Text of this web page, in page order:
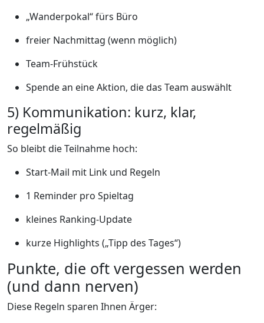
„Wanderpokal“ fürs Büro
freier Nachmittag (wenn möglich)
Team-Frühstück
Spende an eine Aktion, die das Team auswählt
5) Kommunikation: kurz, klar,
regelmäßig
So bleibt die Teilnahme hoch:
Start-Mail mit Link und Regeln
1 Reminder pro Spieltag
kleines Ranking-Update
kurze Highlights („Tipp des Tages“)
Punkte, die oft vergessen werden
(und dann nerven)
Diese Regeln sparen Ihnen Ärger: